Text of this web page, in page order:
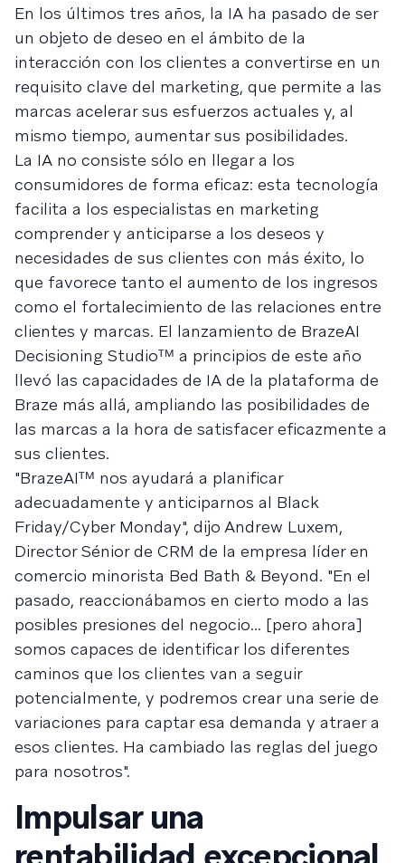
En los últimos tres años, la IA ha pasado de ser
un objeto de deseo en el ámbito de la
interacción con los clientes a convertirse en un
requisito clave del marketing, que permite a las
marcas acelerar sus esfuerzos actuales y, al
mismo tiempo, aumentar sus posibilidades.
La IA no consiste sólo en llegar a los
consumidores de forma eficaz: esta tecnología
facilita a los especialistas en marketing
comprender y anticiparse a los deseos y
necesidades de sus clientes con más éxito, lo
que favorece tanto el aumento de los ingresos
como el fortalecimiento de las relaciones entre
clientes y marcas. El lanzamiento de BrazeAI
Decisioning Studioᵀᴹ a principios de este año
llevó las capacidades de IA de la plataforma de
Braze más allá, ampliando las posibilidades de
las marcas a la hora de satisfacer eficazmente a
sus clientes.
"BrazeAIᵀᴹ nos ayudará a planificar
adecuadamente y anticiparnos al Black
Friday/Cyber Monday", dijo Andrew Luxem,
Director Sénior de CRM de la empresa líder en
comercio minorista Bed Bath & Beyond. "En el
pasado, reaccionábamos en cierto modo a las
posibles presiones del negocio... [pero ahora]
somos capaces de identificar los diferentes
caminos que los clientes van a seguir
potencialmente, y podremos crear una serie de
variaciones para captar esa demanda y atraer a
esos clientes. Ha cambiado las reglas del juego
para nosotros".
Impulsar una